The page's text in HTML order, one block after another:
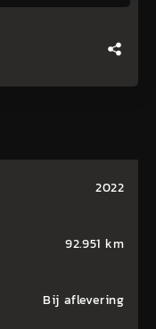
2022
92.951 km
Bij aflevering